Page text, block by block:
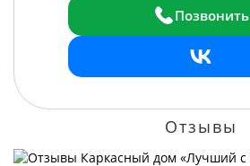
Позвонить
Отзывы